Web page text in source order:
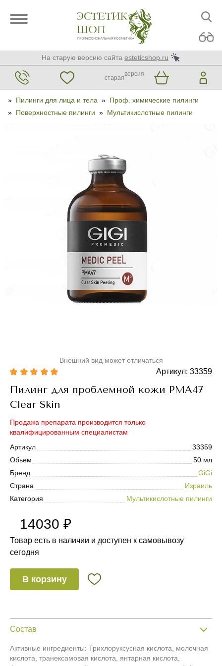
На старую версию сайта esteticshop.ru
старая
версия
» Пилинги для лица и тела » Проф. химические пилинги
» Поверхностные пилинги » Мультикислотные пилинги
Внешний вид может отличаться
Артикул: 33359
Пилинг для проблемной кожи PMA47
Clear Skin
Продажа препарата производится только
квалифицированным специалистам
Артикул
33359
Обьем
50 мл
Бренд
GiGi
Страна
Израиль
Категория
Мультикислотные пилинги
14030 ₽
Товар есть в наличии и доступен к самовывозу
сегодня
В корзину
Состав
Активные ингредиенты: Трихлоруксусная кислота, молочная
кислота, транексамовая кислота, янтарная кислота,